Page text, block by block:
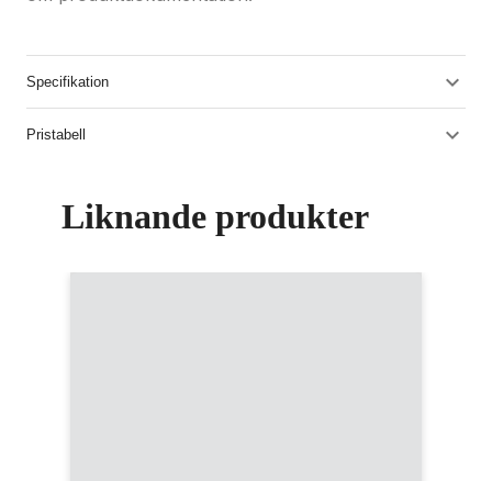
Specifikation
Pristabell
Liknande produkter